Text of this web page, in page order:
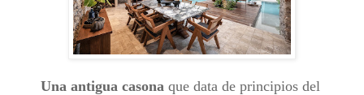
Una antigua casona que data de principios del